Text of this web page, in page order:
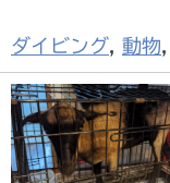
ダイビング, 動物,